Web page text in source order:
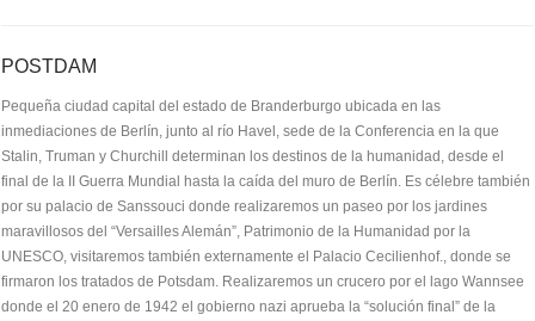
POSTDAM
Pequeña ciudad capital del estado de Branderburgo ubicada en las
inmediaciones de Berlín, junto al río Havel, sede de la Conferencia en la que
Stalin, Truman y Churchill determinan los destinos de la humanidad, desde el
final de la II Guerra Mundial hasta la caída del muro de Berlín. Es célebre también
por su palacio de Sanssouci donde realizaremos un paseo por los jardines
maravillosos del “Versailles Alemán”, Patrimonio de la Humanidad por la
UNESCO, visitaremos también externamente el Palacio Cecilienhof., donde se
firmaron los tratados de Potsdam. Realizaremos un crucero por el lago Wannsee
donde el 20 enero de 1942 el gobierno nazi aprueba la “solución final” de la